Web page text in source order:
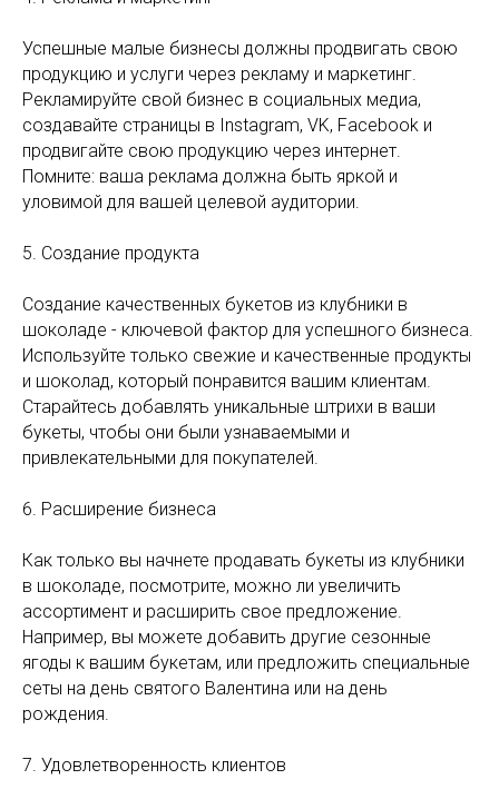
Успешные малые бизнесы должны продвигать свою
продукцию и услуги через рекламу и маркетинг.
Рекламируйте свой бизнес в социальных медиа,
создавайте страницы в Instagram, VK, Facebook и
продвигайте свою продукцию через интернет.
Помните: ваша реклама должна быть яркой и
уловимой для вашей целевой аудитории.
5. Создание продукта
Создание качественных букетов из клубники в
шоколаде - ключевой фактор для успешного бизнеса.
Используйте только свежие и качественные продукты
и шоколад, который понравится вашим клиентам.
Старайтесь добавлять уникальные штрихи в ваши
букеты, чтобы они были узнаваемыми и
привлекательными для покупателей.
6. Расширение бизнеса
Как только вы начнете продавать букеты из клубники
в шоколаде, посмотрите, можно ли увеличить
ассортимент и расширить свое предложение.
Например, вы можете добавить другие сезонные
ягоды к вашим букетам, или предложить специальные
сеты на день святого Валентина или на день
рождения.
7. Удовлетворенность клиентов